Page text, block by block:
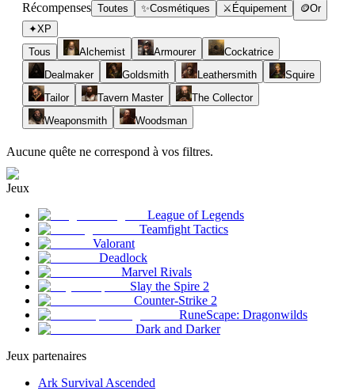
Récompenses Toutes ✨Cosmétiques ⚔ Équipement 🪙Or
✦XP
Tous
Alchemist Armourer
Cockatrice
Dealmaker
Goldsmith Leathersmith
Squire
Tailor
Tavern Master
The Collector
Weaponsmith
Woodsman
Aucune quête ne correspond à vos filtres.
Jeux
League of Legends
Teamfight Tactics
Valorant
Deadlock
Marvel Rivals
Slay the Spire 2
Counter-Strike 2
RuneScape: Dragonwilds
Dark and Darker
Jeux partenaires
Ark Survival Ascended